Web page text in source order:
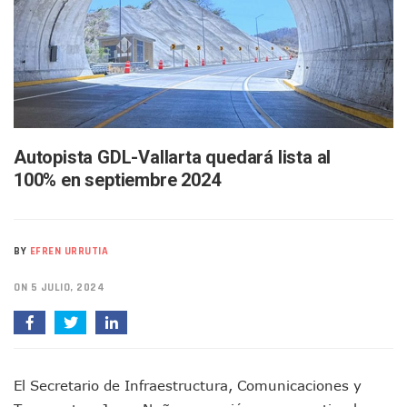
Arquitecto Luis Munguía Reconoce La Labor Del Personal
Semana Lluviosa Para Puerto Vallarta Con Tormentas Y
Voces Del Orgullo Distingue A Referentes De La
Partido Verde Conforma Su 12.º “Ejército Del Verde” En
Buques Mexicanos Parten A Venezuela Con 718
Nuevo Transporte Eléctrico En Puerto Vallarta: Rutas,
En Vallarta, Todos Los Camiones Deben De Tener Aire
Lluvias Y Oleaje Elevado Marcarán El Fin De Semana En
Jóvenes En Movimiento Jalisco Renueva Su Dirigencia
Este Viernes, Lemus Inaugurará El Sistema De
Nidos De Lluvia Busca Beneficiar A 100 Familias De
Autopista GDL-Vallarta quedará lista al
100% en septiembre 2024
BY EFREN URRUTIA
ON 5 JULIO, 2024
El Secretario de Infraestructura, Comunicaciones y